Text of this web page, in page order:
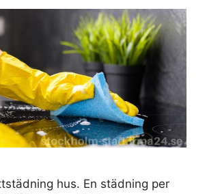
hus. En städning per